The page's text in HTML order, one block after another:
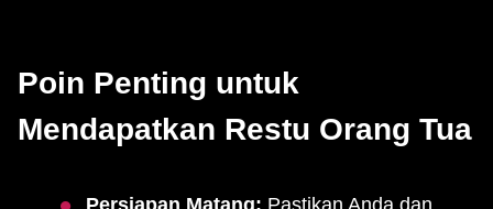
Poin Penting untuk
Mendapatkan Restu Orang Tua